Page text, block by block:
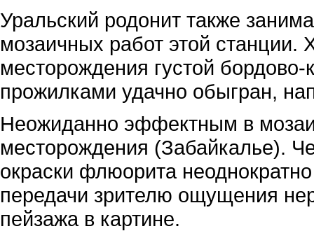
Уральский родонит также
мозаичных работ этой станции.
месторождения густой
прожилками удачно обыгран,
Неожиданно эффектным в
месторождения (Забайкалье).
окраски флюорита
передачи зрителю ощущения
пейзажа в картине.